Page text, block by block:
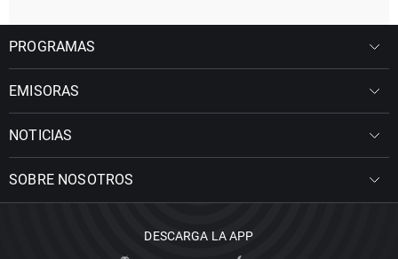
PROGRAMAS
EMISORAS
NOTICIAS
SOBRE NOSOTROS
DESCARGA LA APP